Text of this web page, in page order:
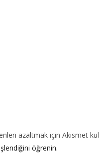
azaltmak için Akismet
öğrenin.